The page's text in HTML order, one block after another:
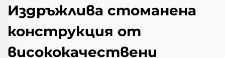
Издръжлива стоманена
конструкция от
висококачествени